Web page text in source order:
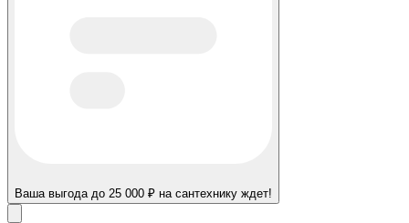
Ваша выгода до 25 000 ₽ на сантехнику ждет!